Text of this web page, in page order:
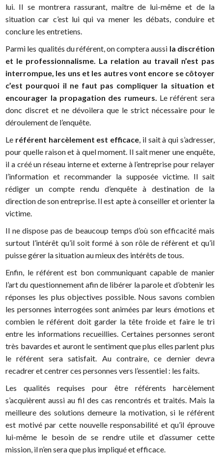
lui. Il se montrera rassurant, maître de lui-même et de la
situation car c’est lui qui va mener les débats, conduire et
conclure les entretiens.
Parmi les qualités du référent, on comptera aussi la discrétion
et le professionnalisme. La relation au travail n’est pas
interrompue, les uns et les autres vont encore se côtoyer
c’est pourquoi il ne faut pas compliquer la situation et
encourager la propagation des rumeurs. Le référent sera
donc discret et ne dévoilera que le strict nécessaire pour le
déroulement de l’enquête.
Le référent harcèlement est efficace, il sait à qui s’adresser,
pour quelle raison et à quel moment. Il sait mener une enquête,
il a créé un réseau interne et externe à l’entreprise pour relayer
l’information et recommander la supposée victime. Il sait
rédiger un compte rendu d’enquête à destination de la
direction de son entreprise. Il est apte à conseiller et orienter la
victime.
Il ne dispose pas de beaucoup temps d’où son efficacité mais
surtout l’intérêt qu’il soit formé à son rôle de réfèrent et qu’il
puisse gérer la situation au mieux des intérêts de tous.
Enfin, le référent est bon communiquant capable de manier
l’art du questionnement afin de libérer la parole et d’obtenir les
réponses les plus objectives possible. Nous savons combien
les personnes interrogées sont animées par leurs émotions et
combien le référent doit garder la tête froide et faire le tri
entre les informations recueillies. Certaines personnes seront
très bavardes et auront le sentiment que plus elles parlent plus
le référent sera satisfait. Au contraire, ce dernier devra
recadrer et centrer ces personnes vers l’essentiel : les faits.
Les qualités requises pour être référents harcèlement
s’acquièrent aussi au fil des cas rencontrés et traités. Mais la
meilleure des solutions demeure la motivation, si le référent
est motivé par cette nouvelle responsabilité et qu’il éprouve
lui-même le besoin de se rendre utile et d’assumer cette
mission, il n’en sera que plus impliqué et efficace.